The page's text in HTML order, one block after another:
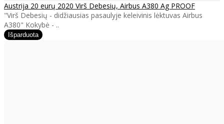
Austrija 20 eurų 2020 Virš Debesių, Airbus A380 Ag PROOF
"Virš Debesių - didžiausias pasaulyje keleivinis lėktuvas Airbus
A380" Kokybė - ..